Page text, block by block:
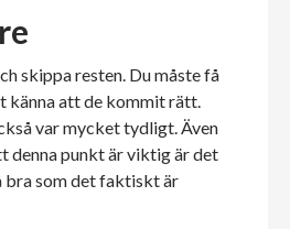
skippa resten. Du måste få
känna att de kommit rätt.
var mycket tydligt. Även
denna punkt är viktig är det
bra som det faktiskt är